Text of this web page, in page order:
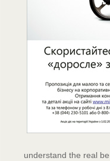
understand the real